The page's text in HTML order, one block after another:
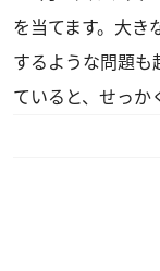
を当てます。大き
するような問題も
ていると、せっか